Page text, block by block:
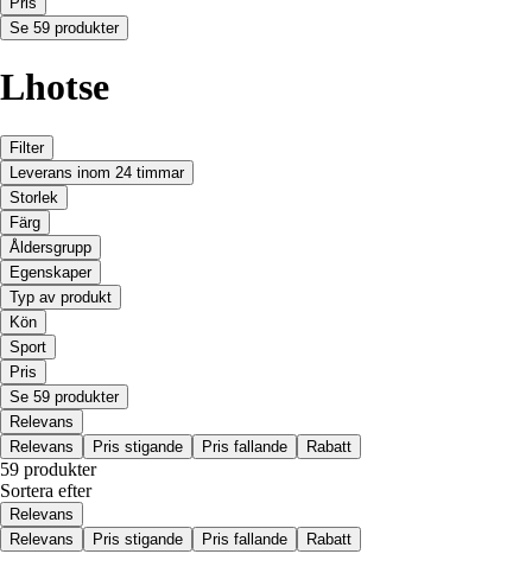
Se 59 produkter
Lhotse
Filter
Leverans inom 24 timmar
Storlek
Färg
Åldersgrupp
Egenskaper
Typ av produkt
Kön
Sport
Pris
Se 59 produkter
Relevans
Relevans
Pris stigande Pris fallande Rabatt
59 produkter
Sortera efter
Relevans
Relevans
Pris stigande Pris fallande Rabatt